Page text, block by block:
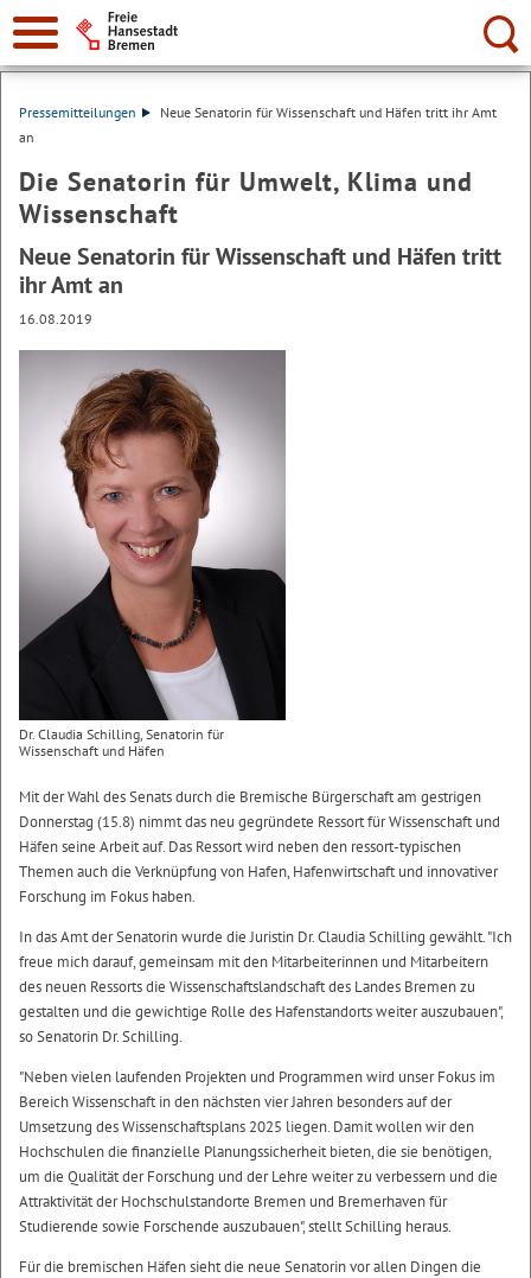
Suche:
Pressemitteilungen
Neue Senatorin für Wissenschaft und Häfen tritt ihr Amt
an
Die Senatorin für Umwelt, Klima und
Wissenschaft
Neue Senatorin für Wissenschaft und Häfen tritt
ihr Amt an
16.08.2019
Dr. Claudia Schilling, Senatorin für
Wissenschaft und Häfen
Mit der Wahl des Senats durch die Bremische Bürgerschaft am gestrigen
Donnerstag (15.8) nimmt das neu gegründete Ressort für Wissenschaft und
Häfen seine Arbeit auf. Das Ressort wird neben den ressort-typischen
Themen auch die Verknüpfung von Hafen, Hafenwirtschaft und innovativer
Forschung im Fokus haben.
In das Amt der Senatorin wurde die Juristin Dr. Claudia Schilling gewählt. "Ich
freue mich darauf, gemeinsam mit den Mitarbeiterinnen und Mitarbeitern
des neuen Ressorts die Wissenschaftslandschaft des Landes Bremen zu
gestalten und die gewichtige Rolle des Hafenstandorts weiter auszubauen",
so Senatorin Dr. Schilling.
"Neben vielen laufenden Projekten und Programmen wird unser Fokus im
Bereich Wissenschaft in den nächsten vier Jahren besonders auf der
Umsetzung des Wissenschaftsplans 2025 liegen. Damit wollen wir den
Hochschulen die finanzielle Planungssicherheit bieten, die sie benötigen,
um die Qualität der Forschung und der Lehre weiter zu verbessern und die
Attraktivität der Hochschulstandorte Bremen und Bremerhaven für
Studierende sowie Forschende auszubauen", stellt Schilling heraus.
Für die bremischen Häfen sieht die neue Senatorin vor allen Dingen die